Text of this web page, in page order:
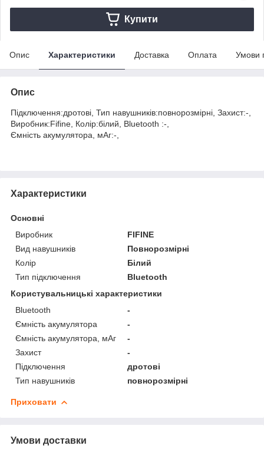
Купити
Опис Характеристики Доставка Оплата Умови
Опис
Підключення:дротові, Тип навушників:повнорозмірні, Захист:-,
Виробник:Fifine, Колір:білий, Bluetooth :-,
Ємність акумулятора, мАг:-,
Характеристики
Основні
Виробник
FIFINE
Вид навушників
Повнорозмірні
Колір
Білий
Тип підключення
Bluetooth
Користувальницькі характеристики
Bluetooth
-
Ємність акумулятора
-
Ємність акумулятора, мАг
-
Захист
-
Підключення
дротові
Тип навушників
повнорозмірні
Приховати
Умови доставки